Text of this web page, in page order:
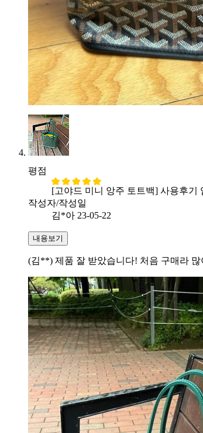
평점
[고야드 미니 앙주 토트백] 사용후기
작성자/작성일
김*아 23-05-22
내용보기
(김**) 제품 잘 받았습니다! 처음 구매라